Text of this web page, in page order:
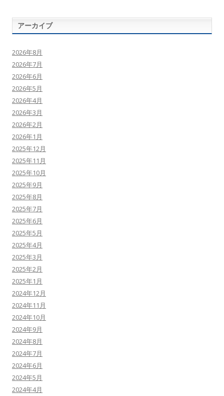
アーカイブ
2026年8月
2026年7月
2026年6月
2026年5月
2026年4月
2026年3月
2026年2月
2026年1月
2025年12月
2025年11月
2025年10月
2025年9月
2025年8月
2025年7月
2025年6月
2025年5月
2025年4月
2025年3月
2025年2月
2025年1月
2024年12月
2024年11月
2024年10月
2024年9月
2024年8月
2024年7月
2024年6月
2024年5月
2024年4月